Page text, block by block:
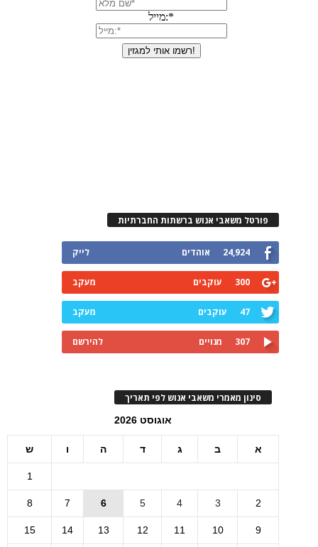
פורטל משאבי אנוש ברשתות החברתיות
24,924 אוהדים לייק
300 עוקבים מעקב
47 עוקבים מעקב
307 מנויים להירשם
סינון מאמרי משאבי אנוש לפי תאריך
אוגוסט 2026
א ב ג ד ה ו ש
1
2
3
4
5
6
7
8
9
10
11
12
13
14
15